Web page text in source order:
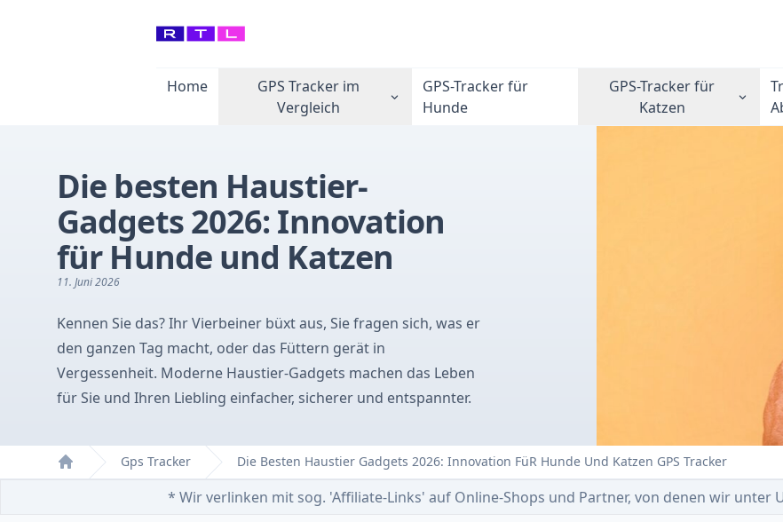
Home
GPS Tracker im
Vergleich
GPS-Tracker für
Hunde
GPS-Tracker für
Katzen
Die besten Haustier-
Gadgets 2026: Innovation
für Hunde und Katzen
11. Juni 2026
Kennen Sie das? Ihr Vierbeiner büxt aus, Sie fragen sich, was er
den ganzen Tag macht, oder das Füttern gerät in
Vergessenheit. Moderne Haustier-Gadgets machen das Leben
für Sie und Ihren Liebling einfacher, sicherer und entspannter.
Home
Gps Tracker Die Besten Haustier Gadgets 2026: Innovation FüR Hunde Und Katzen GPS Tracker
* Wir verlinken mit sog. 'Affiliate-Links' auf Online-Shops und Partner, von denen wir unter